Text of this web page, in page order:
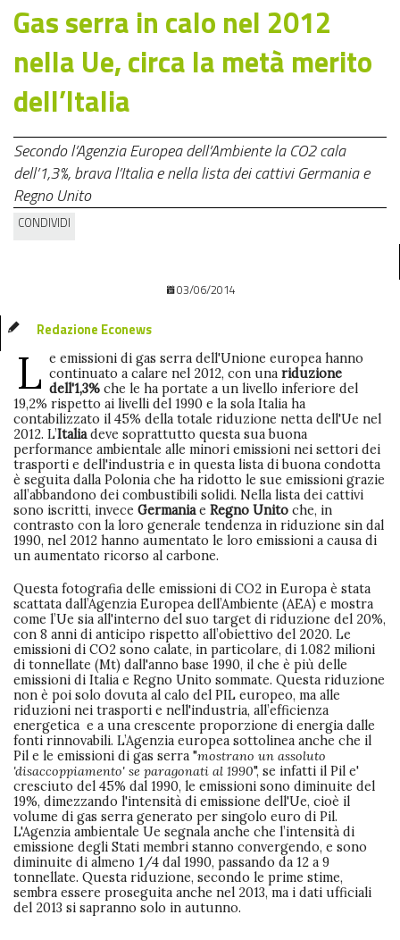
Gas serra in calo nel 2012
nella Ue, circa la metà merito
dell’Italia
Secondo l’Agenzia Europea dell’Ambiente la CO2 cala
dell’1,3%, brava l’Italia e nella lista dei cattivi Germania e
Regno Unito
CONDIVIDI
03/06/2014
Redazione Econews
L e emissioni di gas serra dell'Unione europea hanno
continuato a calare nel 2012, con una riduzione
dell'1,3% che le ha portate a un livello inferiore del
19,2% rispetto ai livelli del 1990 e la sola Italia ha
contabilizzato il 45% della totale riduzione netta dell'Ue nel
2012. L’Italiadeve soprattutto questa sua buona
performance ambientale alle minori emissioni nei settori dei
trasporti e dell'industria e in questa lista di buona condotta
è seguita dalla Polonia che ha ridotto le sue emissioni grazie
all’abbandono dei combustibili solidi. Nella lista dei cattivi
sono iscritti, invece Germaniae Regno Unito che, in
contrasto con la loro generale tendenza in riduzione sin dal
1990, nel 2012 hanno aumentato le loro emissioni a causa di
un aumentato ricorso al carbone.
Questa fotografia delle emissioni di CO2 in Europa è stata
scattata dall’Agenzia Europea dell’Ambiente (AEA) e mostra
come l’Ue sia all'interno del suo target di riduzione del 20%,
con 8 anni di anticipo rispetto all’obiettivo del 2020. Le
emissioni di CO2 sono calate, in particolare, di 1.082 milioni
di tonnellate (Mt) dall'anno base 1990, il che è più delle
emissioni di Italia e Regno Unito sommate. Questa riduzione
non è poi solo dovuta al calo del PIL europeo, ma alle
riduzioni nei trasporti e nell'industria, all’efficienza
energetica e a una crescente proporzione di energia dalle
fonti rinnovabili. L’Agenzia europea sottolinea anche che il
Pil e le emissioni di gas serra "mostrano un assoluto
'disaccoppiamento' se paragonati al 1990", se infatti il Pil e'
cresciuto del 45% dal 1990, le emissioni sono diminuite del
19%, dimezzando l'intensità di emissione dell'Ue, cioè il
volume di gas serra generato per singolo euro di Pil.
L'Agenzia ambientale Ue segnala anche che l’intensità di
emissione degli Stati membri stanno convergendo, e sono
diminuite di almeno 1/4 dal 1990, passando da 12 a 9
tonnellate. Questa riduzione, secondo le prime stime,
sembra essere proseguita anche nel 2013, ma i dati ufficiali
del 2013 si sapranno solo in autunno.